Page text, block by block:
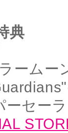
典
ーム
ーセー